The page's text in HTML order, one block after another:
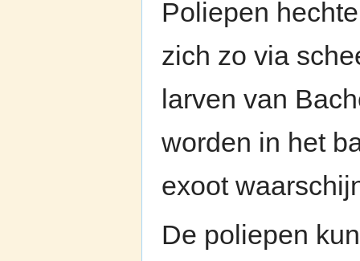
Poliepen
zich zo via
larven van
worden in het
exoot
De poliepen